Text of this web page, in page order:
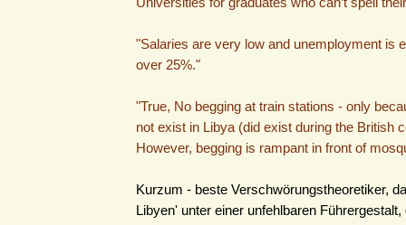
"Salaries are very low and unemployment is
over 25%."
"True, No begging at train stations - only
not exist in Libya (did exist during the British
However, begging is rampant in front of
Kurzum - beste Verschwörungstheoretiker,
Libyen' unter einer unfehlbaren